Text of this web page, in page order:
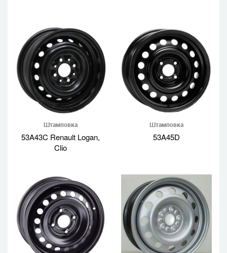
Штамповка
53A43C Renault Logan,
Clio
Штамповка
53A45D